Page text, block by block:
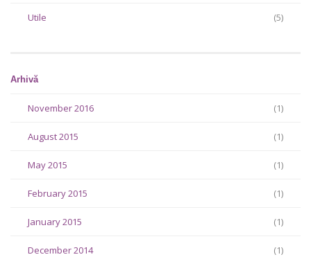
Utile (5)
Arhivă
November 2016 (1)
August 2015 (1)
May 2015 (1)
February 2015 (1)
January 2015 (1)
December 2014 (1)